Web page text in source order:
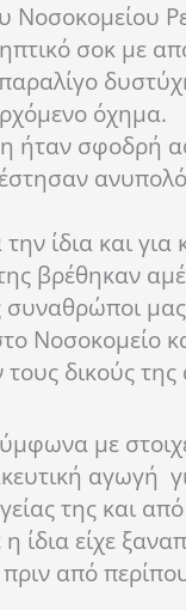
Νοσοκομείου
σοκ με
όχημα.
ήταν σφοδρή
ίδια και για
βρέθηκαν
συναθρώποι
Νοσοκομείο
τους δικούς
με
αγωγή
της και από
ίδια είχε
πριν από